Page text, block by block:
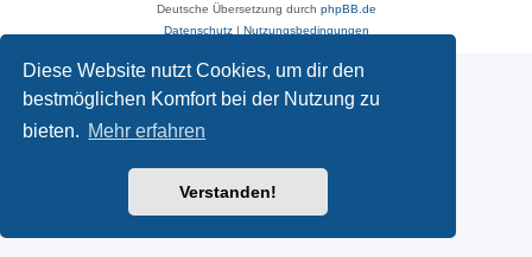
Diese Website nutzt Cookies, um dir den
bestmöglichen Komfort bei der Nutzung zu
bieten. Mehr erfahren
Verstanden!
Deutsche Übersetzung durch phpBB.de
Datenschutz| Nutzungsbedingungen